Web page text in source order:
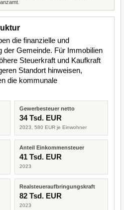
die finanzielle und
der Gemeinde. Für Immobilien
Steuerkraft und Kaufkraft
Standort hinweisen,
die kommunale
Gewerbesteuer netto
34 Tsd. EUR
2023, 580 EUR je Einwohner
Anteil Einkommensteuer
41 Tsd. EUR
2023
Realsteueraufbringungskraft
82 Tsd. EUR
2023